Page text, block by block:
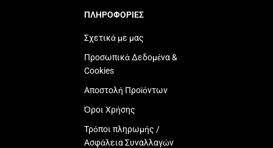
ΠΛΗΡΟΦΟΡΙΕΣ
Σχετικά με μας
Προσωπικά Δεδομένα &
Cookies
Αποστολή Προϊόντων
Όροι Χρήσης
Τρόποι πληρωμής /
Ασφάλεια Συναλλαγών